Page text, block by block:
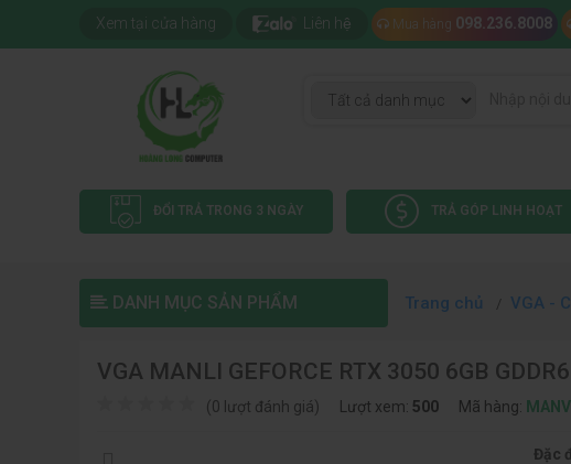
Xem tại cửa hàng Liên hệ Mua hàng 098.236.8008
ĐỔI TRẢ TRONG 3 NGÀY TRẢ GÓP LINH HOẠT
DANH MỤC SẢN PHẨM Trang chủ VGA -
VGA MANLI GEFORCE RTX 3050 6GB GDDR6
(0 lượt đánh giá) Lượt xem: 500 Mã hàng:
Đặc